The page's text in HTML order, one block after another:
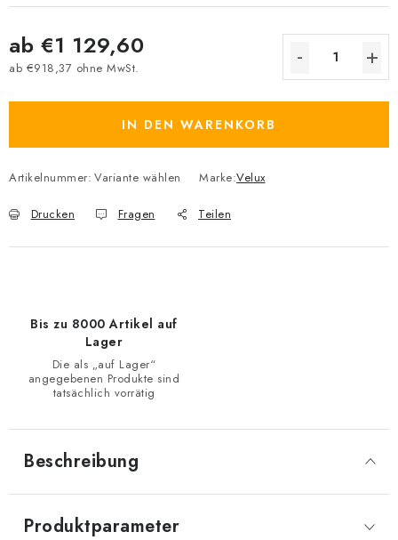
ab €1 129,60
ab €918,37 ohne MwSt.
IN DEN WARENKORB
Artikelnummer: Variante wählen Marke:Velux
Drucken Fragen Teilen
Bis zu 8000 Artikel auf
Lager
Die als „auf Lager“
angegebenen Produkte sind
tatsächlich vorrätig
Beschreibung
Produktparameter